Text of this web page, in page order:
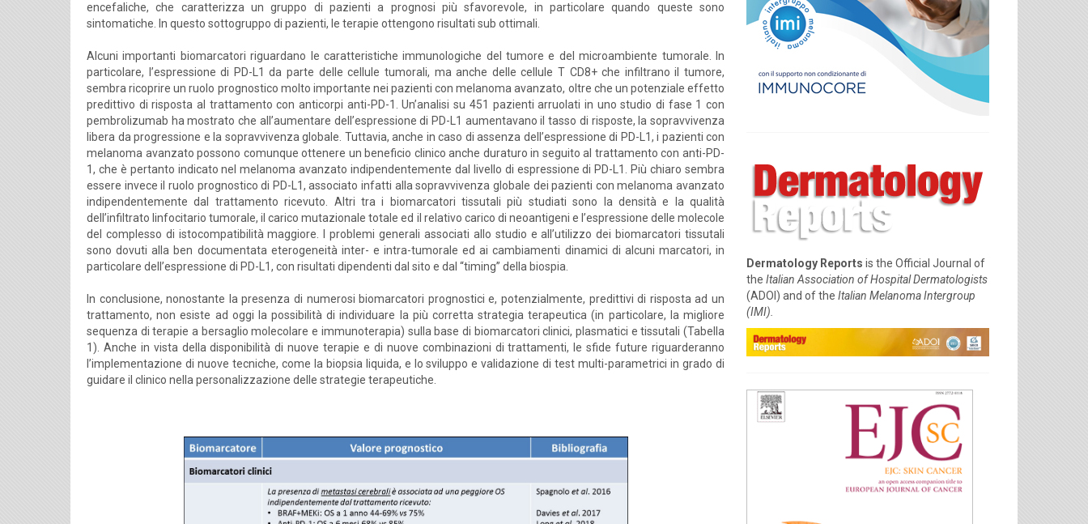
encefaliche, che caratterizza un gruppo di pazienti a prognosi più sfavorevole, in particolare quando queste sono
sintomatiche. In questo sottogruppo di pazienti, le terapie ottengono risultati sub ottimali.
Alcuni importanti biomarcatori riguardano le caratteristiche immunologiche del tumore e del microambiente tumorale. In
particolare, l’espressione di PD-L1 da parte delle cellule tumorali, ma anche delle cellule T CD8+ che infiltrano il tumore,
sembra ricoprire un ruolo prognostico molto importante nei pazienti con melanoma avanzato, oltre che un potenziale effetto
predittivo di risposta al trattamento con anticorpi anti-PD-1. Un’analisi su 451 pazienti arruolati in uno studio di fase 1 con
pembrolizumab ha mostrato che all’aumentare dell’espressione di PD-L1 aumentavano il tasso di risposte, la sopravvivenza
libera da progressione e la sopravvivenza globale. Tuttavia, anche in caso di assenza dell’espressione di PD-L1, i pazienti con
melanoma avanzato possono comunque ottenere un beneficio clinico anche duraturo in seguito al trattamento con anti-PD-
1, che è pertanto indicato nel melanoma avanzato indipendentemente dal livello di espressione di PD-L1. Più chiaro sembra
essere invece il ruolo prognostico di PD-L1, associato infatti alla sopravvivenza globale dei pazienti con melanoma avanzato
indipendentemente dal trattamento ricevuto. Altri tra i biomarcatori tissutali più studiati sono la densità e la qualità
dell’infiltrato linfocitario tumorale, il carico mutazionale totale ed il relativo carico di neoantigeni e l’espressione delle molecole
del complesso di istocompatibilità maggiore. I problemi generali associati allo studio e all’utilizzo dei biomarcatori tissutali
sono dovuti alla ben documentata eterogeneità inter- e intra-tumorale ed ai cambiamenti dinamici di alcuni marcatori, in
particolare dell’espressione di PD-L1, con risultati dipendenti dal sito e dal “timing” della biospia.
In conclusione, nonostante la presenza di numerosi biomarcatori prognostici e, potenzialmente, predittivi di risposta ad un
trattamento, non esiste ad oggi la possibilità di individuare la più corretta strategia terapeutica (in particolare, la migliore
sequenza di terapie a bersaglio molecolare e immunoterapia) sulla base di biomarcatori clinici, plasmatici e tissutali (Tabella
1). Anche in vista della disponibilità di nuove terapie e di nuove combinazioni di trattamenti, le sfide future riguarderanno
l’implementazione di nuove tecniche, come la biopsia liquida, e lo sviluppo e validazione di test multi-parametrici in grado di
guidare il clinico nella personalizzazione delle strategie terapeutiche.
Dermatology Reports is the Official Journal of
the Italian Association of Hospital Dermatologists
(ADOI) and of the Italian Melanoma Intergroup
(IMI).